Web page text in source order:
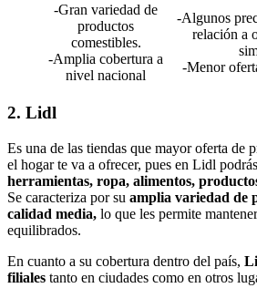
-Gran variedad de
productos
comestibles.
-Amplia cobertura a
nivel nacional
-Algunos
relación a
-Menor
2. Lidl
Es una de las tiendas que mayor oferta de
el hogar te va a ofrecer, pues en Lidl
herramientas, ropa, alimentos,
Se caracteriza por su amplia variedad de
calidad media, lo que les permite
equilibrados.
En cuanto a su cobertura dentro del país,
filiales tanto en ciudades como en otros